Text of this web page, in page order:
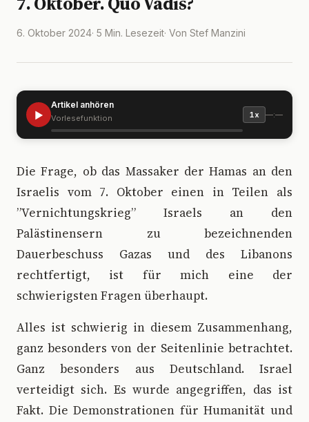
6. Oktober 2024· 5 Min. Lesezeit· Von Stef Manzini
▶
Artikel anhören
Vorlesefunktion 1x —:—
Die Frage, ob das Massaker der Hamas an den
Israelis vom 7. Oktober einen in Teilen als
”Vernichtungskrieg” Israels an den
Palästinensern zu bezeichnenden
Dauerbeschuss Gazas und des Libanons
rechtfertigt, ist für mich eine der
schwierigsten Fragen überhaupt.
Alles ist schwierig in diesem Zusammenhang,
ganz besonders von der Seitenlinie betrachtet.
Ganz besonders aus Deutschland. Israel
verteidigt sich. Es wurde angegriffen, das ist
Fakt. Die Demonstrationen für Humanität und